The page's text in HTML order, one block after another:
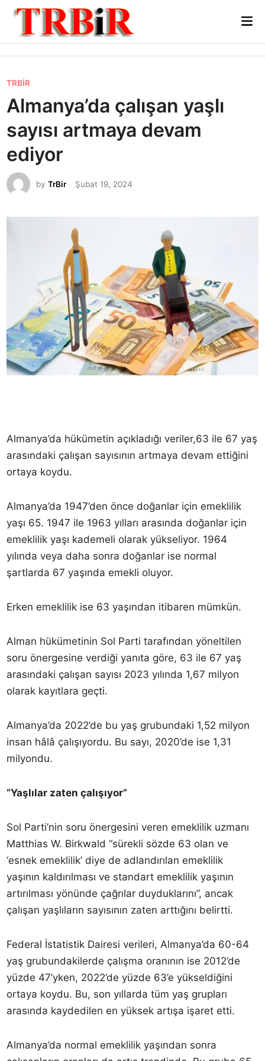
Skip
content
P
o
s
t
e
d
i
TRBİR
Almanya’da çalışan yaşlı
sayısı artmaya devam
ediyor
byTrBir Şubat 19, 2024
Almanya’da hükümetin açıkladığı veriler,63 ile 67 yaş
arasındaki çalışan sayısının artmaya devam ettiğini
ortaya koydu.
Almanya’da 1947’den önce doğanlar için emeklilik
yaşı 65. 1947 ile 1963 yılları arasında doğanlar için
emeklilik yaşı kademeli olarak yükseliyor. 1964
yılında veya daha sonra doğanlar ise normal
şartlarda 67 yaşında emekli oluyor.
Erken emeklilik ise 63 yaşından itibaren mümkün.
Alman hükümetinin Sol Parti tarafından yöneltilen
soru önergesine verdiği yanıta göre, 63 ile 67 yaş
arasındaki çalışan sayısı 2023 yılında 1,67 milyon
olarak kayıtlara geçti.
Almanya’da 2022’de bu yaş grubundaki 1,52 milyon
insan hâlâ çalışıyordu. Bu sayı, 2020’de ise 1,31
milyondu.
“Yaşlılar zaten çalışıyor”
Sol Parti’nin soru önergesini veren emeklilik uzmanı
Matthias W. Birkwald “sürekli sözde 63 olan ve
‘esnek emeklilik’ diye de adlandırılan emeklilik
yaşının kaldırılması ve standart emeklilik yaşının
artırılması yönünde çağrılar duyduklarını”, ancak
çalışan yaşlıların sayısının zaten arttığını belirtti.
Federal İstatistik Dairesi verileri, Almanya’da 60-64
yaş grubundakilerde çalışma oranının ise 2012’de
yüzde 47’yken, 2022’de yüzde 63’e yükseldiğini
ortaya koydu. Bu, son yıllarda tüm yaş grupları
arasında kaydedilen en yüksek artışa işaret etti.
Almanya’da normal emeklilik yaşından sonra